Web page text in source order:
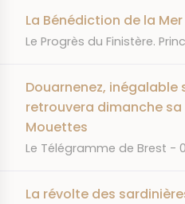
La Bénédiction de la Mer
JOURNAL
Le Progrès du Finistère.
Douarnenez,
retrouvera dimanche
Mouettes
JOURNAL
Le Télégramme de Brest
La révolte des